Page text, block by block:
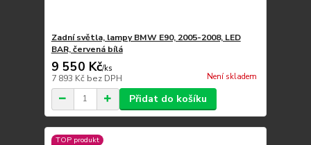
Zadní světla, lampy BMW E90, 2005-2008, LED
BAR, červená bílá
9 550 Kč/ks
7 893 Kč bez DPH Není skladem
Přidat do košíku
TOP produkt